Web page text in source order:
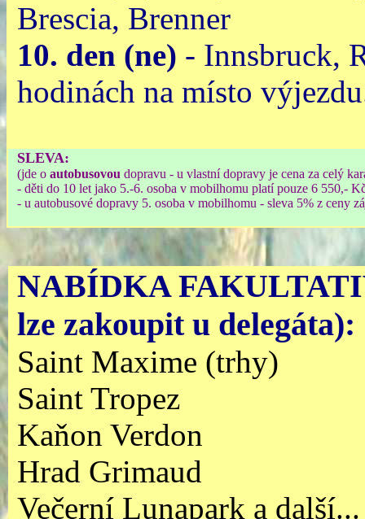
Brescia, Brenner
10. den (ne) - Innsbruck,
hodinách na místo
SLEVA:
(jde o autobusovou dopravu - u vlastní dopravy je cena za celý
- děti do 10 let jako 5.-6. osoba v mobilhomu platí pouze 6 550,-
- u autobusové dopravy 5. osoba v mobilhomu - sleva 5% z ceny
NABÍDKA
lze zakoupit u delegáta):
Saint Maxime (trhy)
Saint Tropez
Kaňon Verdon
Hrad Grimaud
Večerní Lunapark a další...